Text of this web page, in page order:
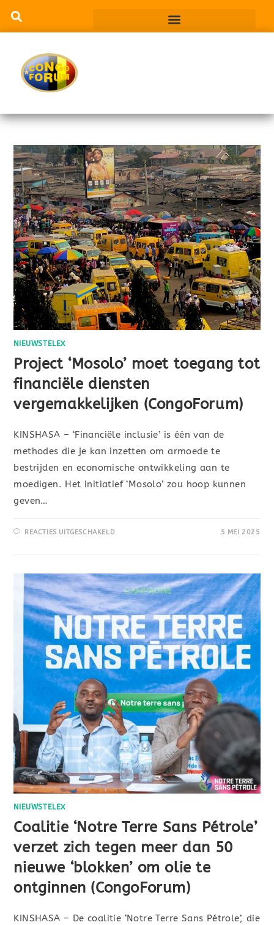
NIEUWSTELEX
Project ‘Mosolo’ moet toegang tot
financiële diensten
vergemakkelijken (CongoForum)
KINSHASA – ‘Financiële inclusie’ is één van de
methodes die je kan inzetten om armoede te
bestrijden en economische ontwikkeling aan te
moedigen. Het initiatief ‘Mosolo’ zou hoop kunnen
geven…
REACTIES UITGESCHAKELD 5 MEI 2025
NIEUWSTELEX
Coalitie ‘Notre Terre Sans Pétrole’
verzet zich tegen meer dan 50
nieuwe ‘blokken’ om olie te
ontginnen (CongoForum)
KINSHASA – De coalitie ‘Notre Terre Sans Pétrole’, die